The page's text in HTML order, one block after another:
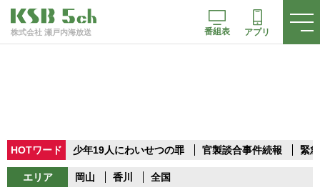
株式会社 瀬戸内海放送 番組表 アプリ
HOTワード 少年19人にわいせつの罪 官製談合事件続報 緊
エリア 岡山 香川 全国